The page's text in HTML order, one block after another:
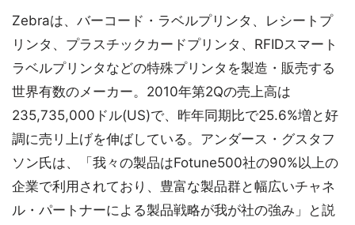
Zebraは、バーコード・ラベルプリンタ、レシートプ
リンタ、プラスチックカードプリンタ、RFIDスマート
ラベルプリンタなどの特殊プリンタを製造・販売する
世界有数のメーカー。2010年第2Qの売上高は
235,735,000ドル(US)で、昨年同期比で25.6%増と好
調に売リ上げを伸ばしている。アンダース・グスタフ
ソン氏は、「我々の製品はFotune500社の90%以上の
企業で利用されており、豊富な製品群と幅広いチャネ
ル・パートナーによる製品戦略が我が社の強み」と説